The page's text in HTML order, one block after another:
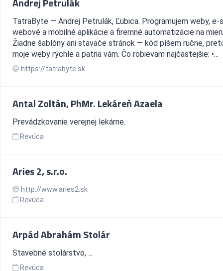
TatraByte — Andrej Petrulák, Ľubica. Programujem weby, e-
webové a mobilné aplikácie a firemné automatizácie na
Žiadne šablóny ani stavače stránok — kód píšem ručne,
moje weby rýchle a patria vám. Čo robievam najčastejšie: •...
https://tatrabyte.sk
Antal Zoltán, PhMr. Lekáreň Azaela
Prevádzkovanie verejnej lekárne.
Revúca
Aries 2, s.r.o.
http://www.aries2.sk
Revúca
Arpád Abrahám Stolár
Stavebné stolárstvo, ...
Revúca